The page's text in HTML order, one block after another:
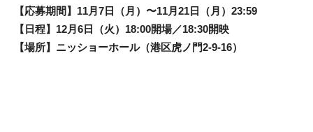
【応募期間】11月7日（月）〜11月21日（月）23:59
【日程】12月6日（火）18:00開場／18:30開映
【場所】ニッショーホール（港区虎ノ門2-9-16）